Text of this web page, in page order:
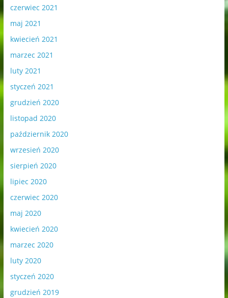
czerwiec 2021
maj 2021
kwiecień 2021
marzec 2021
luty 2021
styczeń 2021
grudzień 2020
listopad 2020
październik 2020
wrzesień 2020
sierpień 2020
lipiec 2020
czerwiec 2020
maj 2020
kwiecień 2020
marzec 2020
luty 2020
styczeń 2020
grudzień 2019